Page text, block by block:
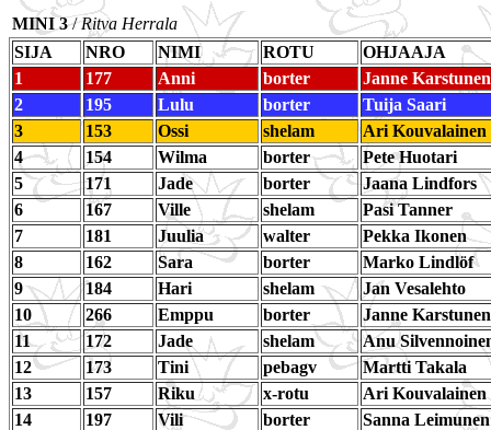
MINI 3/Ritva Herrala
SIJA
NRO NIMI ROTU
OHJAAJA
1
177 Anni borter
Janne Karstunen
2
195 Lulu borter
Tuija Saari
3
153 Ossi shelam
Ari Kouvalainen
4
154 Wilma borter
Pete Huotari
5
171 Jade borter
Jaana Lindfors
6
167 Ville shelam
Pasi Tanner
7
181 Juulia walter
Pekka Ikonen
8
162 Sara borter
Marko Lindlöf
9
184 Hari shelam
Jan Vesalehto
10
266 Emppu borter
Janne Karstunen
11
172 Jade shelam
Anu
12
173 Tini pebagv
Martti Takala
13
157 Riku x-rotu
Ari Kouvalainen
14
197 Vili borter
Sanna Leimunen